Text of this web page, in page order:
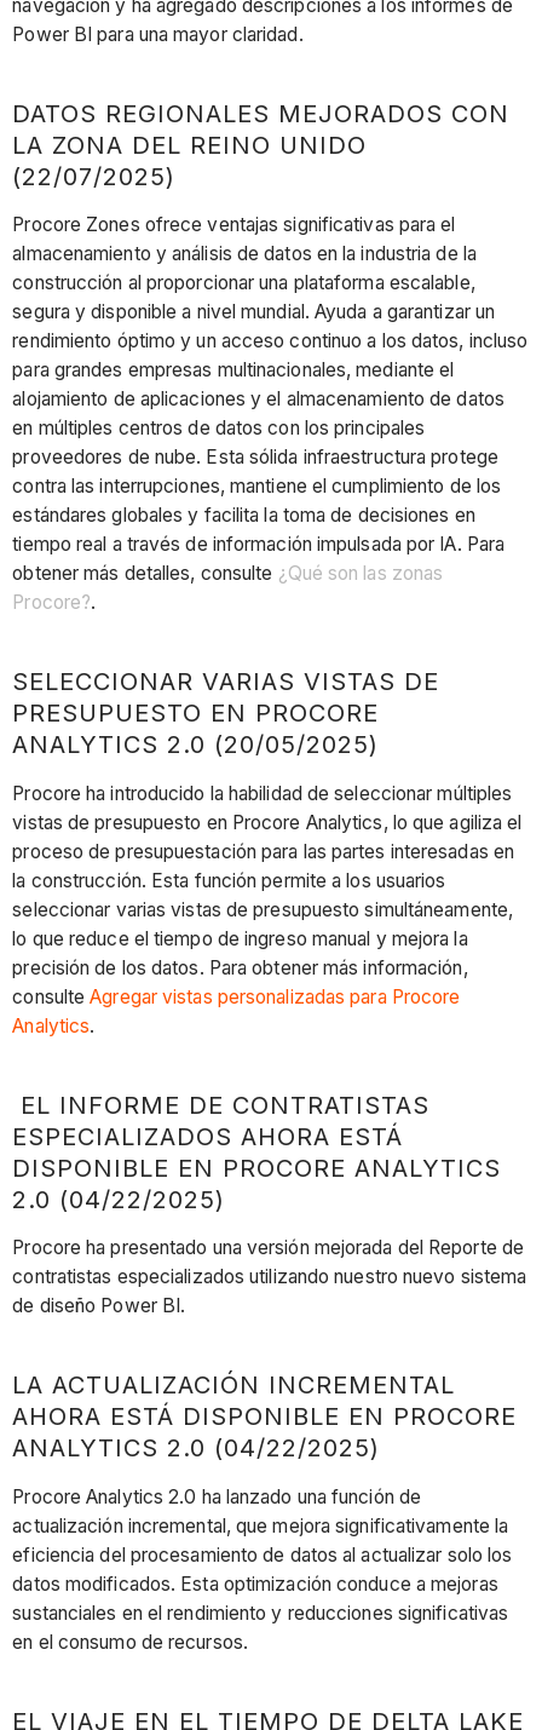
navegación y ha agregado descripciones a los informes de
Power BI para una mayor claridad.
DATOS REGIONALES MEJORADOS CON
LA ZONA DEL REINO UNIDO
(22/07/2025)
Procore Zones ofrece ventajas significativas para el
almacenamiento y análisis de datos en la industria de la
construcción al proporcionar una plataforma escalable,
segura y disponible a nivel mundial. Ayuda a garantizar un
rendimiento óptimo y un acceso continuo a los datos, incluso
para grandes empresas multinacionales, mediante el
alojamiento de aplicaciones y el almacenamiento de datos
en múltiples centros de datos con los principales
proveedores de nube. Esta sólida infraestructura protege
contra las interrupciones, mantiene el cumplimiento de los
estándares globales y facilita la toma de decisiones en
tiempo real a través de información impulsada por IA. Para
obtener más detalles, consulte ¿Qué son las zonas
Procore?.
SELECCIONAR VARIAS VISTAS DE
PRESUPUESTO EN PROCORE
ANALYTICS 2.0 (20/05/2025)
Procore ha introducido la habilidad de seleccionar múltiples
vistas de presupuesto en Procore Analytics, lo que agiliza el
proceso de presupuestación para las partes interesadas en
la construcción. Esta función permite a los usuarios
seleccionar varias vistas de presupuesto simultáneamente,
lo que reduce el tiempo de ingreso manual y mejora la
precisión de los datos. Para obtener más información,
consulteAgregar vistas personalizadas para Procore
Analytics.
EL INFORME DE CONTRATISTAS
ESPECIALIZADOS AHORA ESTÁ
DISPONIBLE EN PROCORE ANALYTICS
2.0 (04/22/2025)
Procore ha presentado una versión mejorada del Reporte de
contratistas especializados utilizando nuestro nuevo sistema
de diseño Power BI.
LA ACTUALIZACIÓN INCREMENTAL
AHORA ESTÁ DISPONIBLE EN PROCORE
ANALYTICS 2.0 (04/22/2025)
Procore Analytics 2.0 ha lanzado una función de
actualización incremental, que mejora significativamente la
eficiencia del procesamiento de datos al actualizar solo los
datos modificados. Esta optimización conduce a mejoras
sustanciales en el rendimiento y reducciones significativas
en el consumo de recursos.
EL VIAJE EN EL TIEMPO DE DELTA LAKE